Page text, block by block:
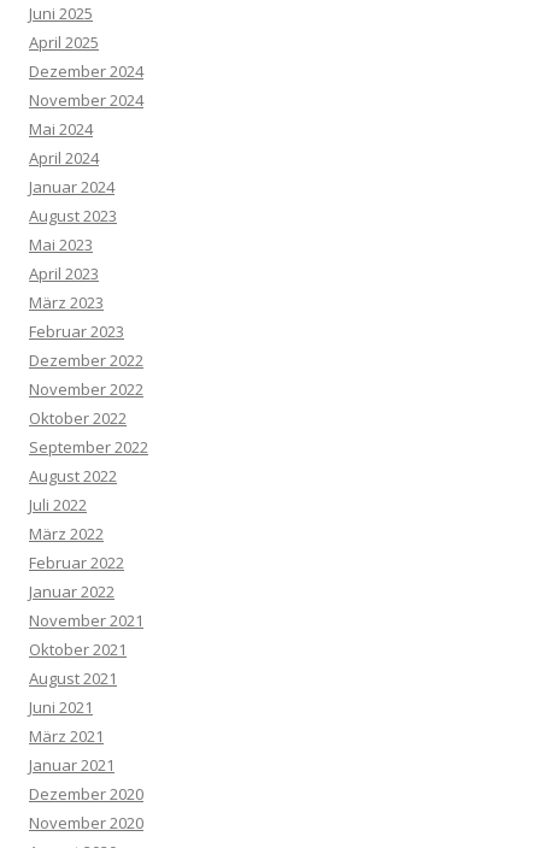
Juni 2025
April 2025
Dezember 2024
November 2024
Mai 2024
April 2024
Januar 2024
August 2023
Mai 2023
April 2023
März 2023
Februar 2023
Dezember 2022
November 2022
Oktober 2022
September 2022
August 2022
Juli 2022
März 2022
Februar 2022
Januar 2022
November 2021
Oktober 2021
August 2021
Juni 2021
März 2021
Januar 2021
Dezember 2020
November 2020